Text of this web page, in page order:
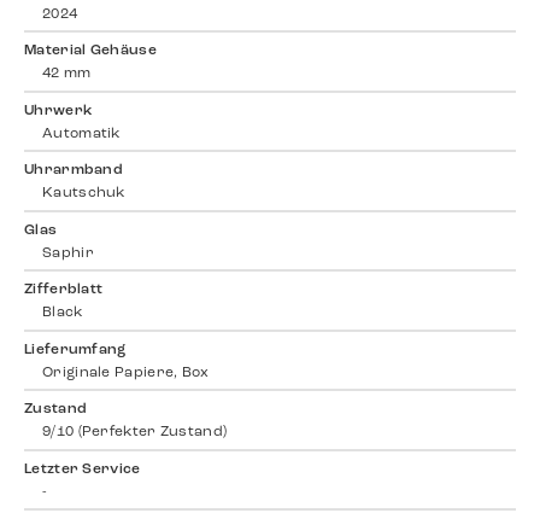
2024
Material Gehäuse
42 mm
Uhrwerk
Automatik
Uhrarmband
Kautschuk
Glas
Saphir
Zifferblatt
Black
Lieferumfang
Originale Papiere, Box
Zustand
9/10 (Perfekter Zustand)
Letzter Service
-